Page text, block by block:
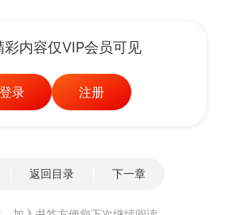
彩内容仅VIP会员可见
登录 注册
返回目录 下一章